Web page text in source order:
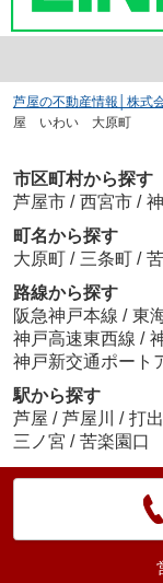
芦屋の不動産情報│株式
屋 いわい 大原町
市区町村から探す
芦屋市 / 西宮市 /
町名から探す
大原町 / 三条町 /
路線から探す
阪急神戸本線 / 東
神戸高速東西線 /
神戸新交通ポート
駅から探す
芦屋 / 芦屋川 / 打出
三ノ宮 / 苦楽園口